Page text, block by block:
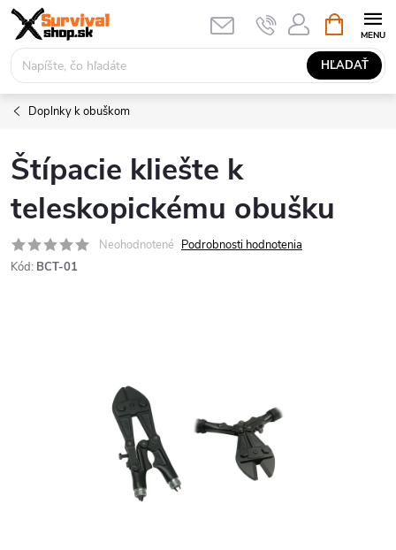
Prejsť
obsah
HĽADAŤ
KOŠÍK
Doplnky k obuškom
Štípacie kliešte k
teleskopickému obušku
Neohodnotené Podrobnosti hodnotenia
Kód: BCT-01